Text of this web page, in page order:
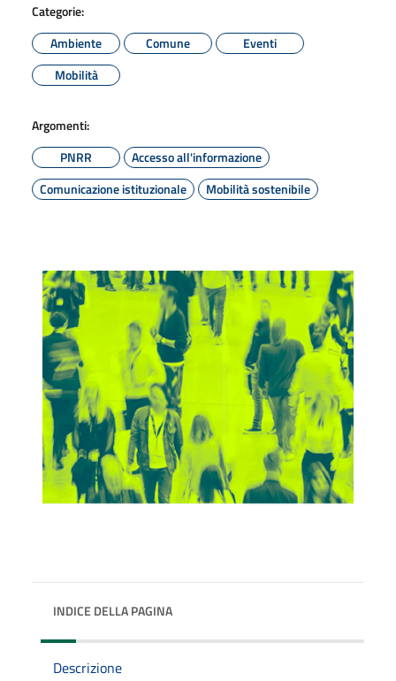
Categorie:
Ambiente
Comune
Eventi
Mobilità
Argomenti:
PNRR
Accesso all'informazione
Comunicazione istituzionale
Mobilità sostenibile
INDICE DELLA PAGINA
Descrizione